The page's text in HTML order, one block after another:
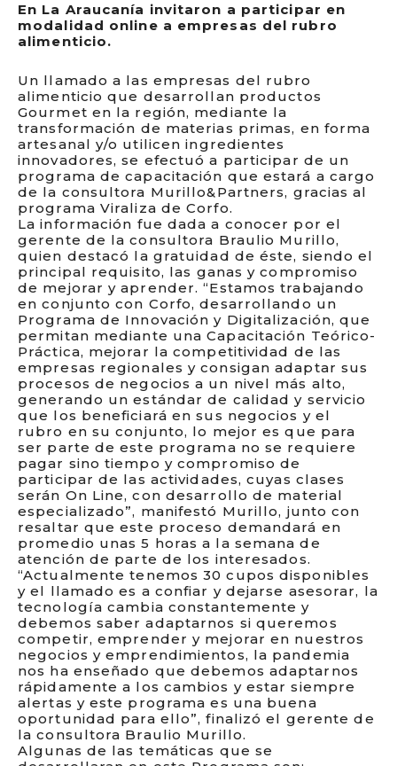
En La Araucanía invitaron a participar en
modalidad online a empresas del rubro
alimenticio.
Un llamado a las empresas del rubro
alimenticio que desarrollan productos
Gourmet en la región, mediante la
transformación de materias primas, en forma
artesanal y/o utilicen ingredientes
innovadores, se efectuó a participar de un
programa de capacitación que estará a cargo
de la consultora Murillo&Partners, gracias al
programa Viraliza de Corfo.
La información fue dada a conocer por el
gerente de la consultora Braulio Murillo,
quien destacó la gratuidad de éste, siendo el
principal requisito, las ganas y compromiso
de mejorar y aprender. “Estamos trabajando
en conjunto con Corfo, desarrollando un
Programa de Innovación y Digitalización, que
permitan mediante una Capacitación Teórico-
Práctica, mejorar la competitividad de las
empresas regionales y consigan adaptar sus
procesos de negocios a un nivel más alto,
generando un estándar de calidad y servicio
que los beneficiará en sus negocios y el
rubro en su conjunto, lo mejor es que para
ser parte de este programa no se requiere
pagar sino tiempo y compromiso de
participar de las actividades, cuyas clases
serán On Line, con desarrollo de material
especializado”, manifestó Murillo, junto con
resaltar que este proceso demandará en
promedio unas 5 horas a la semana de
atención de parte de los interesados.
“Actualmente tenemos 30 cupos disponibles
y el llamado es a confiar y dejarse asesorar, la
tecnología cambia constantemente y
debemos saber adaptarnos si queremos
competir, emprender y mejorar en nuestros
negocios y emprendimientos, la pandemia
nos ha enseñado que debemos adaptarnos
rápidamente a los cambios y estar siempre
alertas y este programa es una buena
oportunidad para ello”, finalizó el gerente de
la consultora Braulio Murillo.
Algunas de las temáticas que se